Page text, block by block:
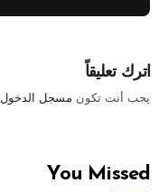
اترك تعليقاً
يجب أنت تكون مسجل الدخول
You Missed